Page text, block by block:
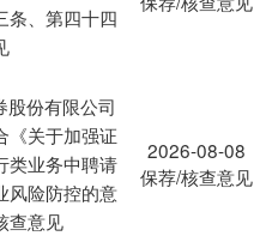
条、第四十四
股份有限公司
《关于加强证
类业务中聘请
风险防控的意
查意见
2026-08-08
保荐/核查意见